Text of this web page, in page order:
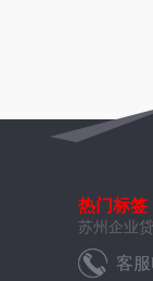
热门标签
苏州企业
客